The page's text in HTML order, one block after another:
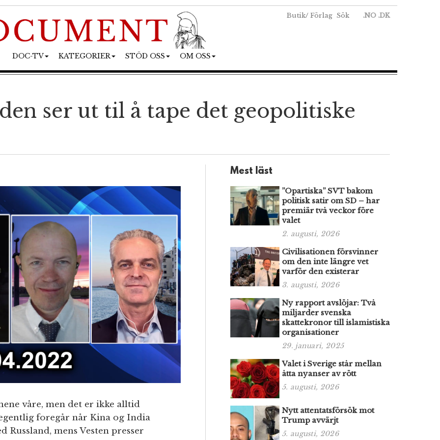
Butik/ Förlag Sök .NO .DK
DOC-TV KATEGORIER STÖD OSS OM OSS
ser ut til å tape det geopolitiske
våre, men det er ikke alltid
foregår når Kina og India
Russland, mens Vesten presser
Mest läst
”Opartiska” SVT bakom
politisk satir om SD – har
premiär två veckor före
valet
2. augusti, 2026
Civilisationen försvinner
om den inte längre vet
varför den existerar
3. augusti, 2026
Ny rapport avslöjar: Två
miljarder svenska
skattekronor till islamistiska
organisationer
29. januari, 2025
Valet i Sverige står mellan
åtta nyanser av rött
5. augusti, 2026
Nytt attentatsförsök mot
Trump avvärjt
5. augusti, 2026